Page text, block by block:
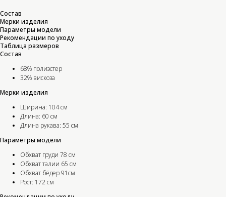
Состав
Мерки изделия
Параметры модели
Рекомендации по уходу
Таблица размеров
Состав
68% полиэстер
32% вискоза
Мерки изделия
Ширина: 104 см
Длина: 60 см
Длина рукава: 55 см
Параметры модели
Обхват груди 78 см
Обхват талии 65 см
Обхват бёдер 91см
Рост: 172 см